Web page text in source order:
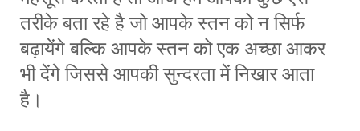
तरीके बता रहे है जो आपके स्तन को न सिर्फ
बढ़ायेंगे बल्कि आपके स्तन को एक अच्छा आकर
भी देंगे जिससे आपकी सुन्दरता में निखार आता
है।